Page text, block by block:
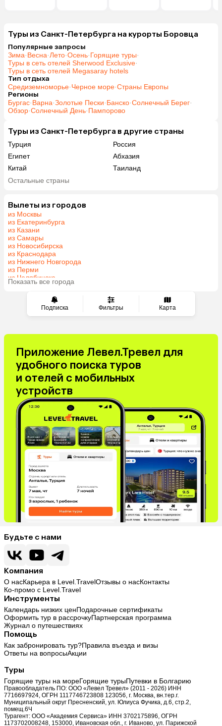
Подписка Фильтры Карта
Туры из Санкт-Петербурга на курорты Боровца
Популярные запросы
Зима·Весна·Лето·Осень·Горящие туры·
Туры в сеть отелей Sherwood Exclusive·
Туры в сеть отелей Megasaray hotels
Тип отдыха
Средиземноморье·Черное море·Страны Европы
Регионы
Бургас·Варна·Золотые Пески·Банско·Солнечный Берег·
Обзор·Солнечный День·Пампорово
Туры из Санкт-Петербурга в другие страны
Турция
Россия
Египет
Абхазия
Китай
Таиланд
Вьетнам
Грузия
Беларусь
Шри-Ланка
Азербайджан
Сербия
Катар
Иордания
Саудовская Аравия
Таджикистан
Болгария
Остальные страны
Вылеты из городов
из Москвы
из Екатеринбурга
из Казани
из Самары
из Новосибирска
из Краснодара
из Нижнего Новгорода
из Перми
из Челябинска
из Тюмени
Показать все города
Приложение Левел.Тревел для
удобного поиска туров
и отелей с мобильных
устройств
Будьте с нами
Компания
О насКарьера в Level.TravelОтзывы о насКонтакты
Ко-промо с Level.Travel
Инструменты
Календарь низких ценПодарочные сертификаты
Оформить тур в рассрочкуПартнерская программа
Журнал о путешествиях
Помощь
Как забронировать тур?Правила въезда и визы
Ответы на вопросыАкции
Туры
Горящие туры на мореГорящие турыПутевки в Болгарию
Правообладатель ПО: ООО «Левел Тревел» (2011 - 2026) ИНН
7716697924, ОГРН 1117746723808 123056, г. Москва, вн.тер.г.
Муниципальный округ Пресненский, ул. Юлиуса Фучика, д.6, стр.2,
помещ.6Ч
Турагент: ООО «Академия Сервиса» ИНН 3702175896, ОГРН
1173702008248, 153000, Ивановская обл., г. Иваново, ул. Парижской